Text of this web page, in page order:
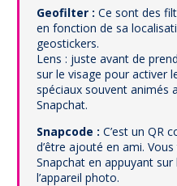
Geofilter : Ce sont des
en fonction de sa
geostickers.
Lens : juste avant de
sur le visage pour activer
spéciaux souvent animés
Snapchat.
Snapcode : C’est un QR
d’être ajouté en ami.
Snapchat en appuyant
l’appareil photo.